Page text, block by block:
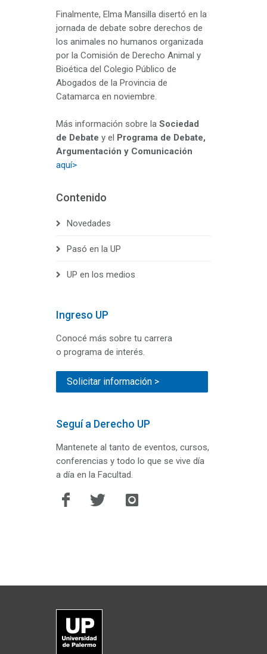
Finalmente, Elma Mansilla disertó en la
jornada de debate sobre derechos de
los animales no humanos organizada
por la Comisión de Derecho Animal y
Bioética del Colegio Público de
Abogados de la Provincia de
Catamarca en noviembre.
Más información sobre la Sociedad
de Debate y el Programa de Debate,
Argumentación y Comunicación
aquí>
Contenido
Novedades
Pasó en la UP
UP en los medios
Ingreso UP
Conocé más sobre tu carrera
o programa de interés.
Solicitar información >
Seguí a Derecho UP
Mantenete al tanto de eventos, cursos,
conferencias y todo lo que se vive día
a día en la Facultad.